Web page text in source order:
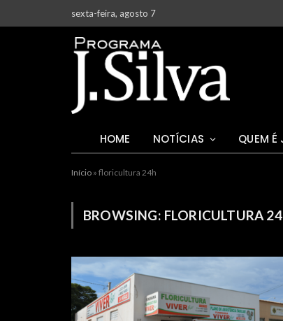
sexta-feira, agosto 7
HOME NOTÍCIAS QUEM É
Início » floricultura 24h
BROWSING: FLORICULTURA